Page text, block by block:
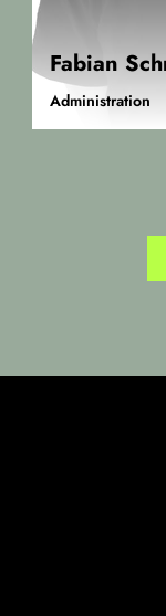
Fabian
Administration